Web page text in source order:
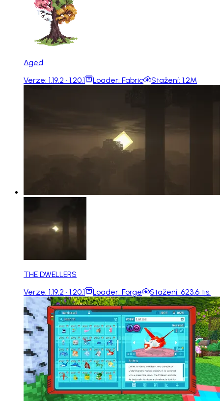
Aged
Verze: 1.19.2 · 1.20.1 Loader: Fabric Stažení: 1.2M
THE DWELLERS
Verze: 1.19.2 · 1.20.1 Loader: Forge Stažení: 623.6 tis.